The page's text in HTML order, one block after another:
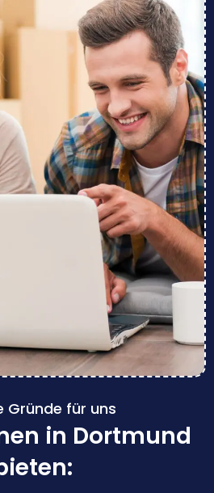
Gründe für uns
in Dortmund